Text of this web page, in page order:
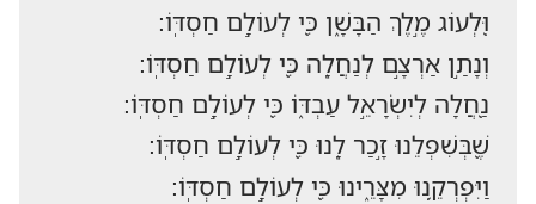
וּ֭לְעוֹג מֶ֣לֶךְ הַבָּשָׁ֑ן כִּ֖י לְעוֹלָ֣ם חַסְדּֽוֹ:
וְנָתַ֣ן אַרְצָ֣ם לְנַחֲלָ֑ה כִּ֖י לְעוֹלָ֣ם חַסְדּֽוֹ:
נַ֭חֲלָה לְיִשְׂרָאֵ֣ל עַבְדּ֑וֹ כִּ֖י לְעוֹלָ֣ם חַסְדּֽוֹ:
שֶׁ֭בְּשִׁפְלֵנוּ זָ֣כַר לָ֑נוּ כִּ֖י לְעוֹלָ֣ם חַסְדּֽוֹ:
וַיִּפְרְקֵ֥נוּ מִצָּרֵ֑ינוּ כִּ֖י לְעוֹלָ֣ם חַסְדּֽוֹ: